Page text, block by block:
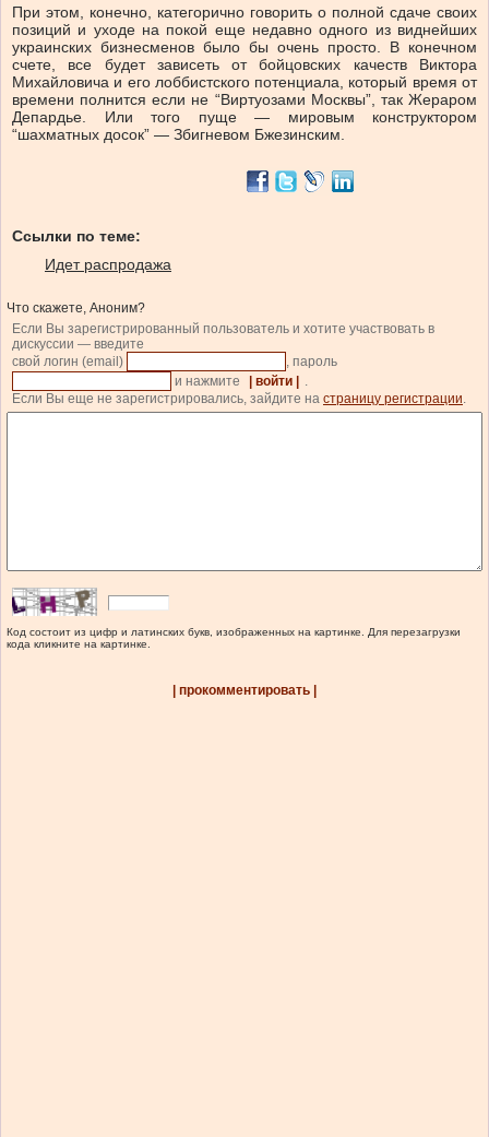
При этом, конечно, категорично говорить о полной сдаче своих
позиций и уходе на покой еще недавно одного из виднейших
украинских бизнесменов было бы очень просто. В конечном
счете, все будет зависеть от бойцовских качеств Виктора
Михайловича и его лоббистского потенциала, который время от
времени полнится если не “Виртуозами Москвы”, так Жераром
Депардье. Или того пуще — мировым конструктором
“шахматных досок” — Збигневом Бжезинским.
Ссылки по теме:
Идет распродажа
Что скажете, Аноним?
Если Вы зарегистрированный пользователь и хотите участвовать в
дискуссии — введите
свой логин (email)
, пароль
и нажмите
| войти |
.
Если Вы еще не зарегистрировались, зайдите на страницу регистрации.
Код состоит из цифр и латинских букв, изображенных на картинке. Для перезагрузки
кода кликните на картинке.
| прокомментировать |